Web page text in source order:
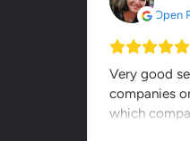
Open
Very good
companies
which